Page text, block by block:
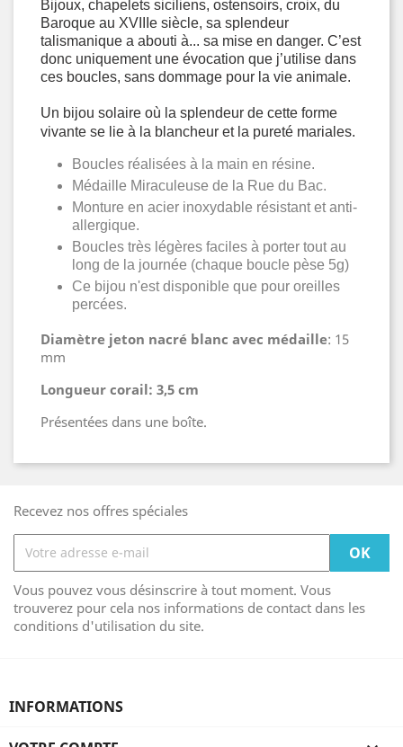
Bijoux, chapelets siciliens, ostensoirs, croix, du
Baroque au XVIIIe siècle, sa splendeur
talismanique a abouti à... sa mise en danger. C’est
donc uniquement une évocation que j’utilise dans
ces boucles, sans dommage pour la vie animale.
Un bijou solaire où la splendeur de cette forme
vivante se lie à la blancheur et la pureté mariales.
Boucles réalisées à la main en résine.
Médaille Miraculeuse de la Rue du Bac.
Monture en acier inoxydable résistant et anti-
allergique.
Boucles très légères faciles à porter tout au
long de la journée (chaque boucle pèse 5g)
Ce bijou n'est disponible que pour oreilles
percées.
Diamètre jeton nacré blanc avec médaille: 15
mm
Longueur corail: 3,5 cm
Présentées dans une boîte.
Recevez nos offres spéciales
Vous pouvez vous désinscrire à tout moment. Vous
trouverez pour cela nos informations de contact dans les
conditions d'utilisation du site.
INFORMATIONS